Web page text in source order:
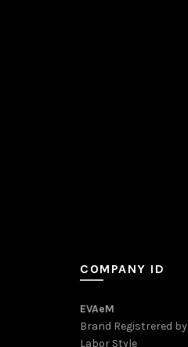
COMPANY ID
EVAeM
Brand Registrered by
Labor Style